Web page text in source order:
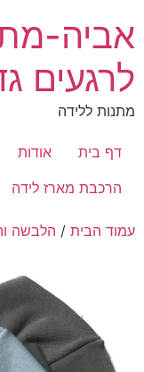
לתוכן
אביה-
לרגעים
מתנות ללידה
דף בית אודות
הרכבת מארז לידה
עמוד הבית / הלבשה